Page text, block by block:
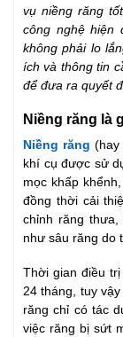
vụ niềng răng
công nghệ hiện
không phải lo
ích và thông tin
để đưa ra quyết
Niềng răng là
Niềng răng (hay
khí cụ được sử
mọc khấp
đồng thời cải
chỉnh răng
như sâu răng do
Thời gian điều
24 tháng, tuy
răng chỉ có tác
việc răng bị sứt